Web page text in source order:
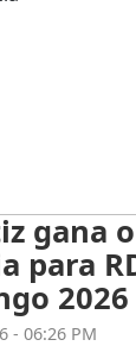
gana
para
2026
- 06:26 PM